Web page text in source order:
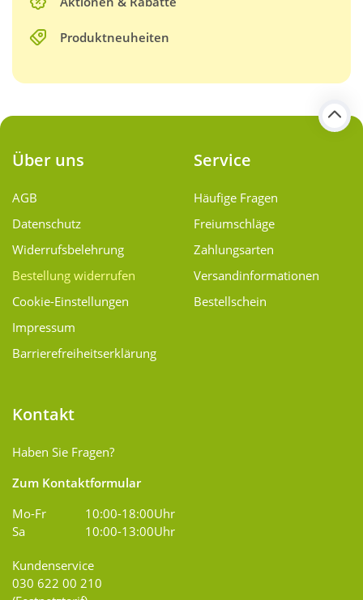
Produktneuheiten
Über uns
AGB
Datenschutz
Widerrufsbelehrung
Bestellung widerrufen
Cookie-Einstellungen
Impressum
Barrierefreiheitserklärung
Service
Häufige Fragen
Freiumschläge
Zahlungsarten
Versand­informationen
Bestellschein
Kontakt
Haben Sie Fragen?
Zum Kontaktformular
Mo-Fr
10:00-18:00Uhr
Sa
10:00-13:00Uhr
Kundenservice
030 622 00 210